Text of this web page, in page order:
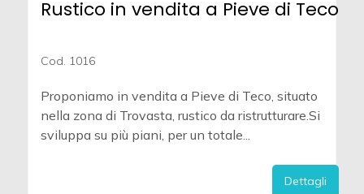
Rustico in vendita a Pieve di Teco
Cod. 1016
Proponiamo in vendita a Pieve di Teco, situato
nella zona di Trovasta, rustico da ristrutturare.Si
sviluppa su più piani, per un totale...
Dettagli